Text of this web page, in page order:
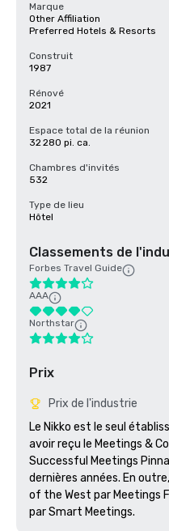
Marque
Other Affiliation
Preferred Hotels & Resorts
Construit
1987
Rénové
2021
Espace total de la réunion
32 280 pi. ca.
Chambres d'invités
532
Type de lieu
Hôtel
Classements de
Forbes Travel Guide
AAA
Northstar
Prix
Prix de l'industrie
Le Nikko est le seul
avoir reçu le Meetings &
Successful Meetings
dernières années. En
of the West par Meetings
par Smart Meetings.